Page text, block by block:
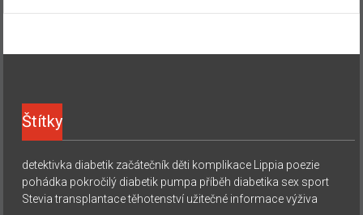
Štítky
detektivka diabetik začátečník děti komplikace Lippia poezie
pohádka pokročilý diabetik pumpa příběh diabetika sex sport
Stevia transplantace těhotenství užitečné informace výživa